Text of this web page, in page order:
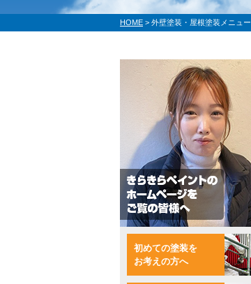
HOME > 外壁塗装・屋根塗装メニュー
初めての塗装を
お考えの方へ